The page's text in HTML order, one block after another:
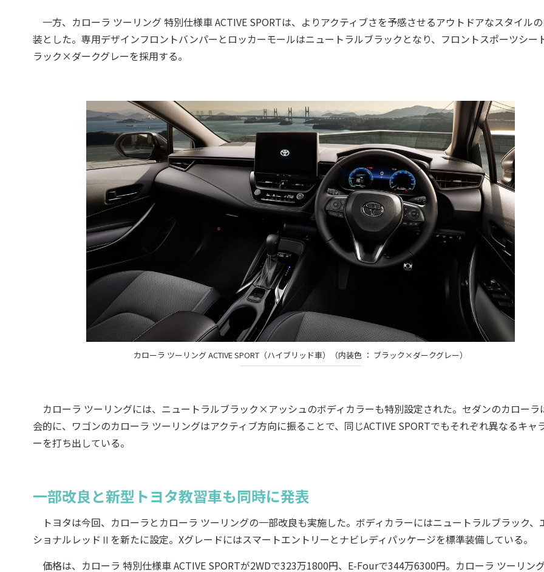
一方、カローラ ツーリング 特別仕様車 ACTIVE SPORTは、よりアクティブさを予感させるアウトドアなスタイル
装とした。専用デザインフロントバンパーとロッカーモールはニュートラルブラックとなり、フロントスポーツシー
ラック×ダークグレーを採用する。
カローラ ツーリング ACTIVE SPORT（ハイブリッド車）（内装色 ： ブラック×ダークグレー）
カローラ ツーリングには、ニュートラルブラック×アッシュのボディカラーも特別設定された。セダンのカローラ
会的に、ワゴンのカローラ ツーリングはアクティブ方向に振ることで、同じACTIVE SPORTでもそれぞれ異なるキャ
ーを打ち出している。
一部改良と新型トヨタ教習車も同時に発表
トヨタは今回、カローラとカローラ ツーリングの一部改良も実施した。ボディカラーにはニュートラルブラック、
ショナルレッドⅡを新たに設定。Xグレードにはスマートエントリーとナビレディパッケージを標準装備している。
価格は、カローラ 特別仕様車 ACTIVE SPORTが2WDで323万1800円、E-Fourで344万6300円。カローラ ツーリン